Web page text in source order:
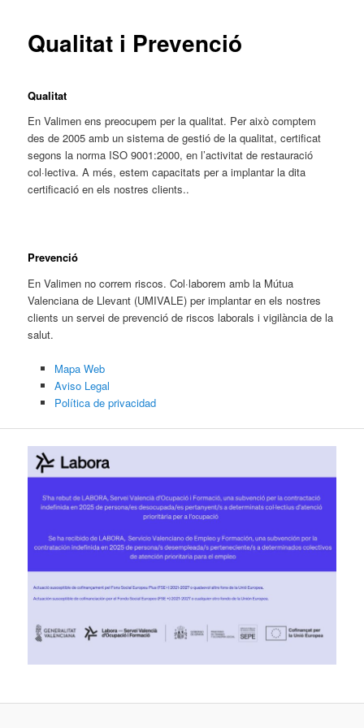
Qualitat i Prevenció
Qualitat
En Valimen ens preocupem per la qualitat. Per això comptem
des de 2005 amb un sistema de gestió de la qualitat, certificat
segons la norma ISO 9001:2000, en l’activitat de restauració
col·lectiva. A més, estem capacitats per a implantar la dita
certificació en els nostres clients..
Prevenció
En Valimen no correm riscos. Col·laborem amb la Mútua
Valenciana de Llevant (UMIVALE) per implantar en els nostres
clients un servei de prevenció de riscos laborals i vigilància de la
salut.
Mapa Web
Aviso Legal
Política de privacidad